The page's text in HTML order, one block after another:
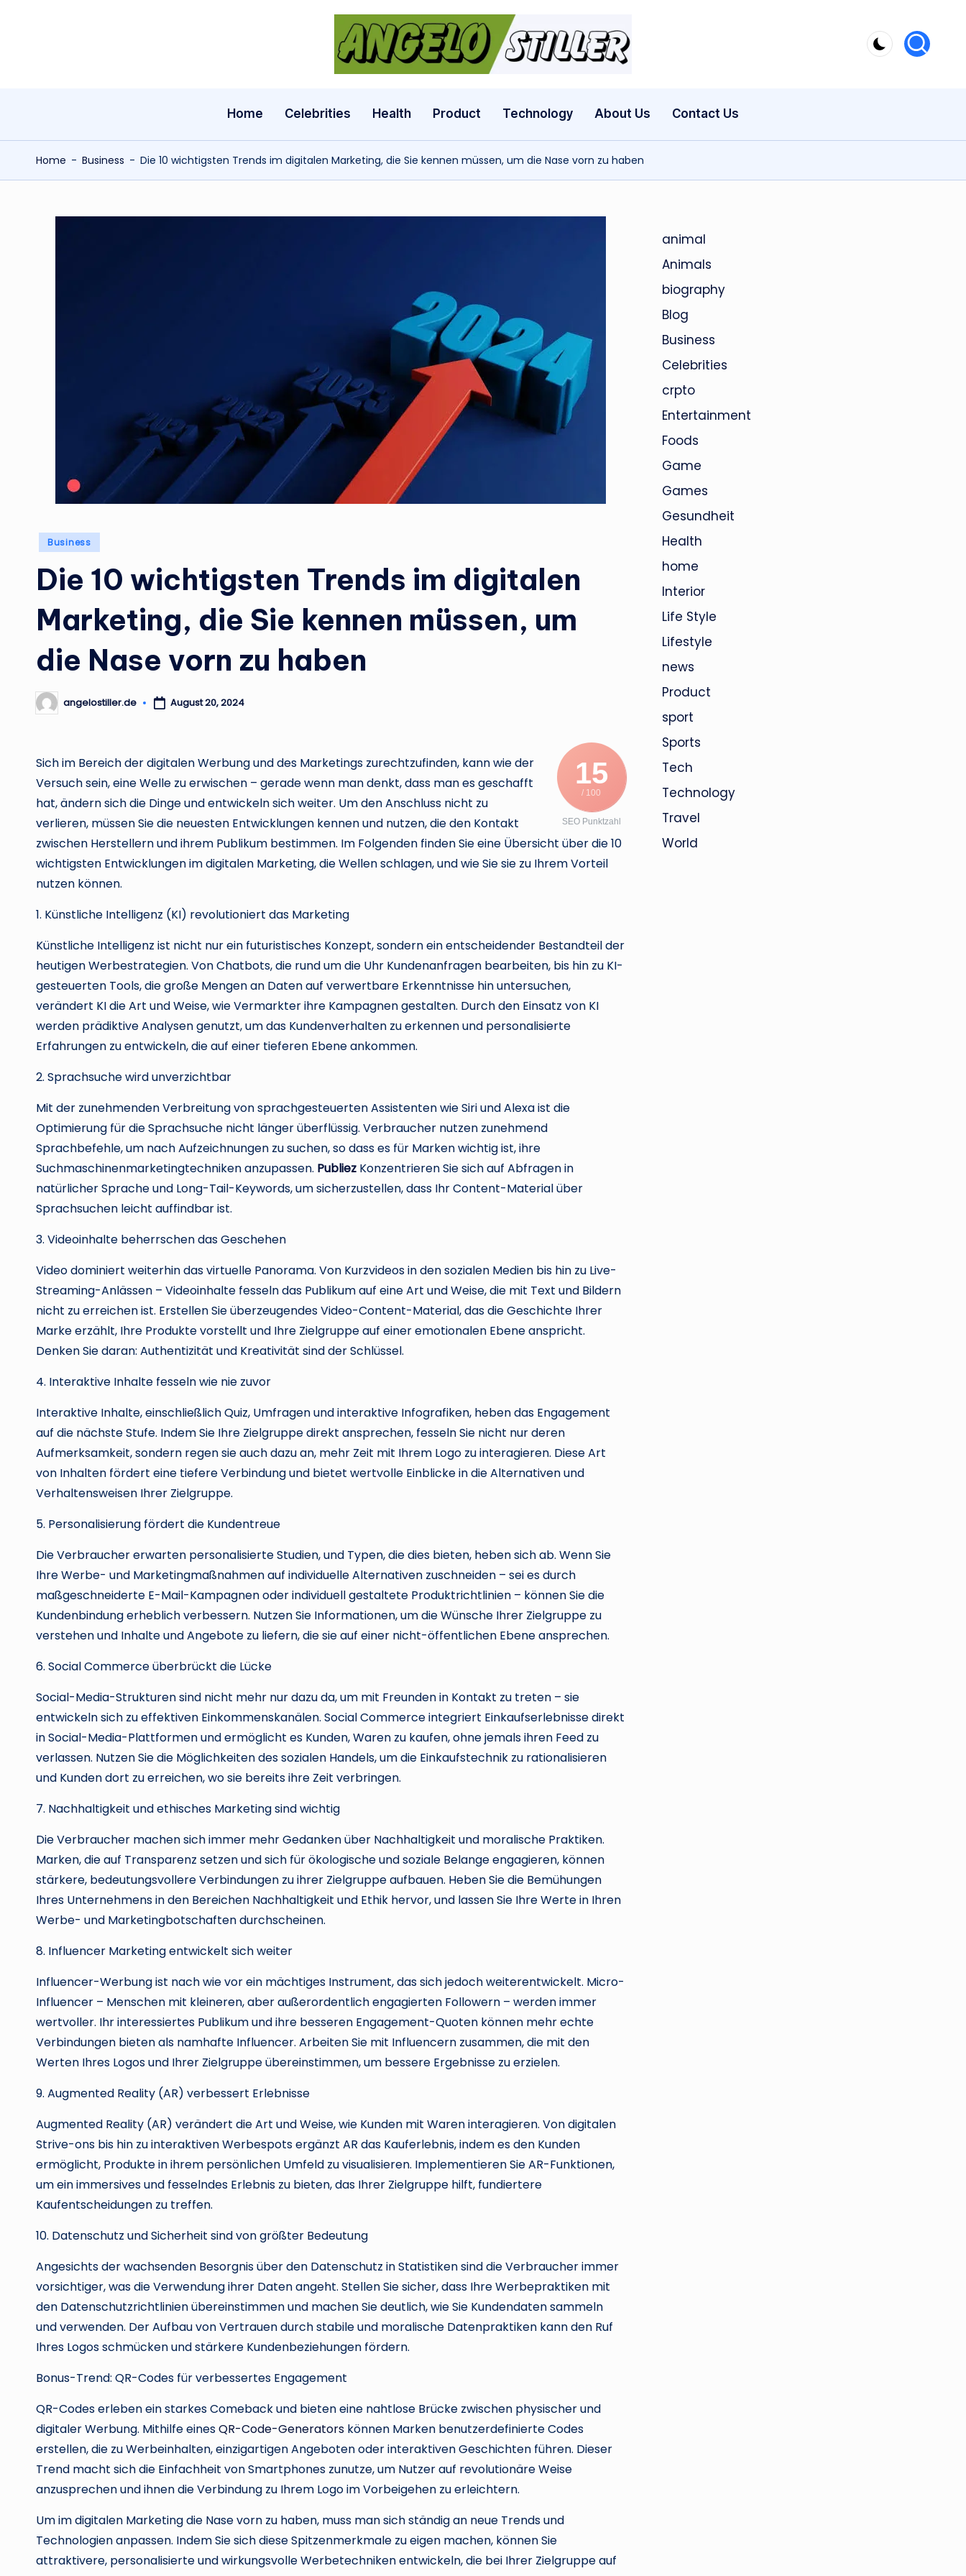
a
e
l
o
il
l
e
r
.
Home Celebrities Health Product Technology About Us Contact Us
Home - Business - Die 10 wichtigsten Trends im digitalen Marketing, die Sie kennen müssen, um die Nase vorn zu haben
Posted
Business
Die 10 wichtigsten Trends im digitalen
Marketing, die Sie kennen müssen, um
die Nase vorn zu haben
Posted
by
angelostiller.de August 20, 2024
15
/ 100
SEO Punktzahl
Sich im Bereich der digitalen Werbung und des Marketings zurechtzufinden, kann wie der
Versuch sein, eine Welle zu erwischen – gerade wenn man denkt, dass man es geschafft
hat, ändern sich die Dinge und entwickeln sich weiter. Um den Anschluss nicht zu
verlieren, müssen Sie die neuesten Entwicklungen kennen und nutzen, die den Kontakt
zwischen Herstellern und ihrem Publikum bestimmen. Im Folgenden finden Sie eine Übersicht über die 10
wichtigsten Entwicklungen im digitalen Marketing, die Wellen schlagen, und wie Sie sie zu Ihrem Vorteil
nutzen können.
1. Künstliche Intelligenz (KI) revolutioniert das Marketing
Künstliche Intelligenz ist nicht nur ein futuristisches Konzept, sondern ein entscheidender Bestandteil der
heutigen Werbestrategien. Von Chatbots, die rund um die Uhr Kundenanfragen bearbeiten, bis hin zu KI-
gesteuerten Tools, die große Mengen an Daten auf verwertbare Erkenntnisse hin untersuchen,
verändert KI die Art und Weise, wie Vermarkter ihre Kampagnen gestalten. Durch den Einsatz von KI
werden prädiktive Analysen genutzt, um das Kundenverhalten zu erkennen und personalisierte
Erfahrungen zu entwickeln, die auf einer tieferen Ebene ankommen.
2. Sprachsuche wird unverzichtbar
Mit der zunehmenden Verbreitung von sprachgesteuerten Assistenten wie Siri und Alexa ist die
Optimierung für die Sprachsuche nicht länger überflüssig. Verbraucher nutzen zunehmend
Sprachbefehle, um nach Aufzeichnungen zu suchen, so dass es für Marken wichtig ist, ihre
Suchmaschinenmarketingtechniken anzupassen. Publiez Konzentrieren Sie sich auf Abfragen in
natürlicher Sprache und Long-Tail-Keywords, um sicherzustellen, dass Ihr Content-Material über
Sprachsuchen leicht auffindbar ist.
3. Videoinhalte beherrschen das Geschehen
Video dominiert weiterhin das virtuelle Panorama. Von Kurzvideos in den sozialen Medien bis hin zu Live-
Streaming-Anlässen – Videoinhalte fesseln das Publikum auf eine Art und Weise, die mit Text und Bildern
nicht zu erreichen ist. Erstellen Sie überzeugendes Video-Content-Material, das die Geschichte Ihrer
Marke erzählt, Ihre Produkte vorstellt und Ihre Zielgruppe auf einer emotionalen Ebene anspricht.
Denken Sie daran: Authentizität und Kreativität sind der Schlüssel.
4. Interaktive Inhalte fesseln wie nie zuvor
Interaktive Inhalte, einschließlich Quiz, Umfragen und interaktive Infografiken, heben das Engagement
auf die nächste Stufe. Indem Sie Ihre Zielgruppe direkt ansprechen, fesseln Sie nicht nur deren
Aufmerksamkeit, sondern regen sie auch dazu an, mehr Zeit mit Ihrem Logo zu interagieren. Diese Art
von Inhalten fördert eine tiefere Verbindung und bietet wertvolle Einblicke in die Alternativen und
Verhaltensweisen Ihrer Zielgruppe.
5. Personalisierung fördert die Kundentreue
Die Verbraucher erwarten personalisierte Studien, und Typen, die dies bieten, heben sich ab. Wenn Sie
Ihre Werbe- und Marketingmaßnahmen auf individuelle Alternativen zuschneiden – sei es durch
maßgeschneiderte E-Mail-Kampagnen oder individuell gestaltete Produktrichtlinien – können Sie die
Kundenbindung erheblich verbessern. Nutzen Sie Informationen, um die Wünsche Ihrer Zielgruppe zu
verstehen und Inhalte und Angebote zu liefern, die sie auf einer nicht-öffentlichen Ebene ansprechen.
6. Social Commerce überbrückt die Lücke
Social-Media-Strukturen sind nicht mehr nur dazu da, um mit Freunden in Kontakt zu treten – sie
entwickeln sich zu effektiven Einkommenskanälen. Social Commerce integriert Einkaufserlebnisse direkt
in Social-Media-Plattformen und ermöglicht es Kunden, Waren zu kaufen, ohne jemals ihren Feed zu
verlassen. Nutzen Sie die Möglichkeiten des sozialen Handels, um die Einkaufstechnik zu rationalisieren
und Kunden dort zu erreichen, wo sie bereits ihre Zeit verbringen.
7. Nachhaltigkeit und ethisches Marketing sind wichtig
Die Verbraucher machen sich immer mehr Gedanken über Nachhaltigkeit und moralische Praktiken.
Marken, die auf Transparenz setzen und sich für ökologische und soziale Belange engagieren, können
stärkere, bedeutungsvollere Verbindungen zu ihrer Zielgruppe aufbauen. Heben Sie die Bemühungen
Ihres Unternehmens in den Bereichen Nachhaltigkeit und Ethik hervor, und lassen Sie Ihre Werte in Ihren
Werbe- und Marketingbotschaften durchscheinen.
8. Influencer Marketing entwickelt sich weiter
Influencer-Werbung ist nach wie vor ein mächtiges Instrument, das sich jedoch weiterentwickelt. Micro-
Influencer – Menschen mit kleineren, aber außerordentlich engagierten Followern – werden immer
wertvoller. Ihr interessiertes Publikum und ihre besseren Engagement-Quoten können mehr echte
Verbindungen bieten als namhafte Influencer. Arbeiten Sie mit Influencern zusammen, die mit den
Werten Ihres Logos und Ihrer Zielgruppe übereinstimmen, um bessere Ergebnisse zu erzielen.
9. Augmented Reality (AR) verbessert Erlebnisse
Augmented Reality (AR) verändert die Art und Weise, wie Kunden mit Waren interagieren. Von digitalen
Strive-ons bis hin zu interaktiven Werbespots ergänzt AR das Kauferlebnis, indem es den Kunden
ermöglicht, Produkte in ihrem persönlichen Umfeld zu visualisieren. Implementieren Sie AR-Funktionen,
um ein immersives und fesselndes Erlebnis zu bieten, das Ihrer Zielgruppe hilft, fundiertere
Kaufentscheidungen zu treffen.
10. Datenschutz und Sicherheit sind von größter Bedeutung
Angesichts der wachsenden Besorgnis über den Datenschutz in Statistiken sind die Verbraucher immer
vorsichtiger, was die Verwendung ihrer Daten angeht. Stellen Sie sicher, dass Ihre Werbepraktiken mit
den Datenschutzrichtlinien übereinstimmen und machen Sie deutlich, wie Sie Kundendaten sammeln
und verwenden. Der Aufbau von Vertrauen durch stabile und moralische Datenpraktiken kann den Ruf
Ihres Logos schmücken und stärkere Kundenbeziehungen fördern.
Bonus-Trend: QR-Codes für verbessertes Engagement
QR-Codes erleben ein starkes Comeback und bieten eine nahtlose Brücke zwischen physischer und
digitaler Werbung. Mithilfe einesQR-Code-Generators können Marken benutzerdefinierte Codes
erstellen, die zu Werbeinhalten, einzigartigen Angeboten oder interaktiven Geschichten führen. Dieser
Trend macht sich die Einfachheit von Smartphones zunutze, um Nutzer auf revolutionäre Weise
anzusprechen und ihnen die Verbindung zu Ihrem Logo im Vorbeigehen zu erleichtern.
Um im digitalen Marketing die Nase vorn zu haben, muss man sich ständig an neue Trends und
Technologien anpassen. Indem Sie sich diese Spitzenmerkmale zu eigen machen, können Sie
attraktivere, personalisierte und wirkungsvolle Werbetechniken entwickeln, die bei Ihrer Zielgruppe auf
animal
Animals
biography
Blog
Business
Celebrities
crpto
Entertainment
Foods
Game
Games
Gesundheit
Health
home
Interior
Life Style
Lifestyle
news
Product
sport
Sports
Tech
Technology
Travel
World